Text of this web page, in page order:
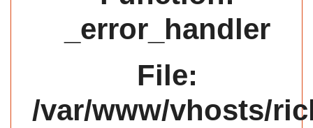
_error_handler
File:
/var/www/vhosts/